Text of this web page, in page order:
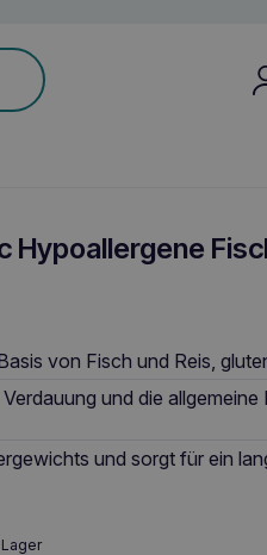
Hypoallergene
von Fisch und Reis,
und die allgemeine
und sorgt für ein